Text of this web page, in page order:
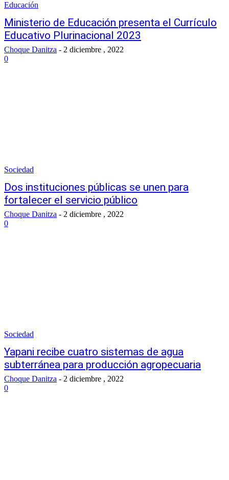
Educación
Ministerio de Educación presenta el Currículo
Educativo Plurinacional 2023
Choque Danitza - 2 diciembre , 2022
0
Sociedad
Dos instituciones públicas se unen para
fortalecer el servicio público
Choque Danitza - 2 diciembre , 2022
0
Sociedad
Yapani recibe cuatro sistemas de agua
subterránea para producción agropecuaria
Choque Danitza - 2 diciembre , 2022
0